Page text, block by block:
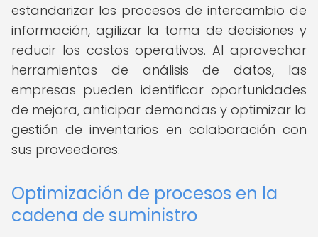
estandarizar los procesos de intercambio de
información, agilizar la toma de decisiones y
reducir los costos operativos. Al aprovechar
herramientas de análisis de datos, las
empresas pueden identificar oportunidades
de mejora, anticipar demandas y optimizar la
gestión de inventarios en colaboración con
sus proveedores.
Optimización de procesos en la
cadena de suministro